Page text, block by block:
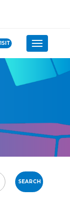
Toggle
SEARCH